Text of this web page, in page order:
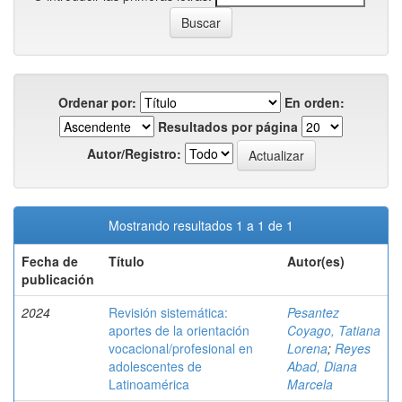
Ordenar por:
En orden:
Resultados por página
Autor/Registro:
Mostrando resultados 1 a 1 de 1
Fecha de
publicación
Título Autor(es)
2024
Revisión sistemática:
aportes de la orientación
vocacional/profesional en
adolescentes de
Latinoamérica
Pesantez
Coyago, Tatiana
Lorena; Reyes
Abad, Diana
Marcela